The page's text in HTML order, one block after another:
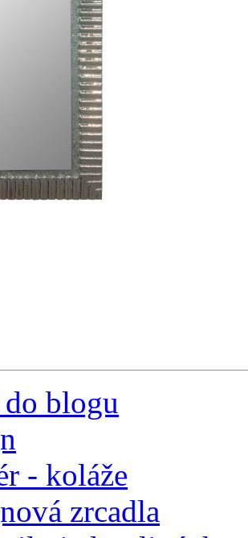
blogu
- koláže
zrcadla